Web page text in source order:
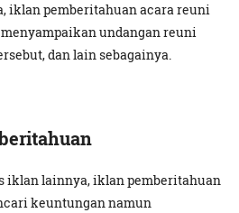
iklan pemberitahuan acara reuni
undangan reuni
dan lain sebagainya.
iklan lainnya, iklan pemberitahuan
keuntungan namun